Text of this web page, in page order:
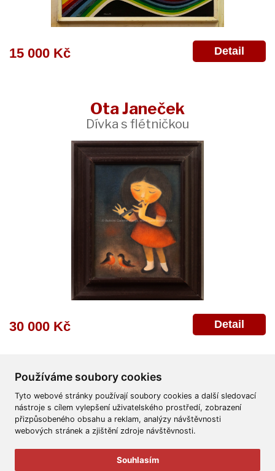
Používáme soubory cookies
Tyto webové stránky používají soubory cookies a další sledovací
nástroje s cílem vylepšení uživatelského prostředí, zobrazení
přizpůsobeného obsahu a reklam, analýzy návštěvnosti
webových stránek a zjištění zdroje návštěvnosti.
Souhlasím
15 000 Kč Detail
Ota Janeček
Dívka s flétničkou
30 000 Kč Detail
Všeobecné obchodní podmínky Reklamační řád
Ochrana osobních údajů